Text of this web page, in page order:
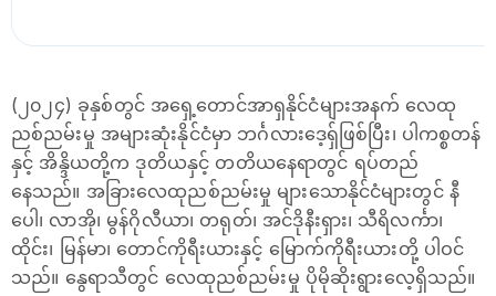
(၂၀၂၄) ခုနှစ်တွင် အရှေ့တောင်အာရှနိုင်ငံများအနက် လေထု
ညစ်ညမ်းမှု အများဆုံးနိုင်ငံမှာ ဘင်္ဂလားဒေ့ရှ်ဖြစ်ပြီး၊ ပါကစ္စတန်
နှင့် အိန္ဒိယတို့က ဒုတိယနှင့် တတိယနေရာတွင် ရပ်တည်
နေသည်။ အခြားလေထုညစ်ညမ်းမှု များသောနိုင်ငံများတွင် နီ
ပေါ၊ လာအို၊ မွန်ဂိုလီယာ၊ တရုတ်၊ အင်ဒိုနီးရှား၊ သီရိလင်္ကာ၊
ထိုင်း၊ မြန်မာ၊ တောင်ကိုရီးယားနှင့် မြောက်ကိုရီးယားတို့ ပါဝင်
သည်။ နွေရာသီတွင် လေထုညစ်ညမ်းမှု ပိုမိုဆိုးရွားလေ့ရှိသည်။